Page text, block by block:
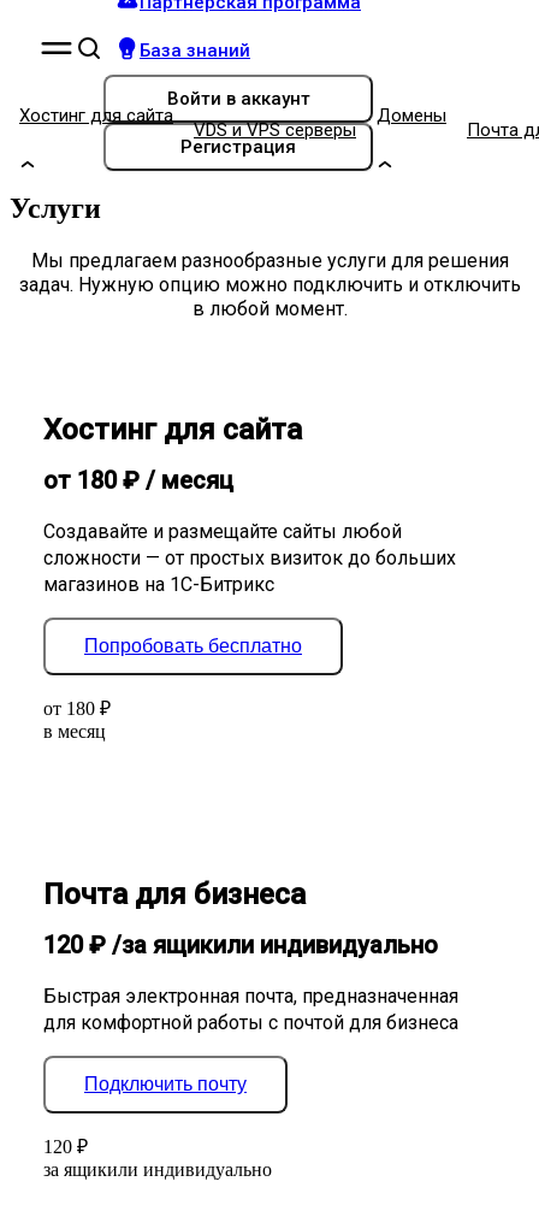
База знаний
Войти в аккаунт
Регистрация
Хостинг для сайта
VDS и VPS серверы
Домены
Почта
Услуги
Мы предлагаем разнообразные услуги для решения
задач. Нужную опцию можно подключить и отключить
в любой момент.
Хостинг для сайта
от 180₽ / месяц
Создавайте и размещайте сайты любой
сложности — от простых визиток до больших
магазинов на 1С-Битрикс
Попробовать бесплатно
от 180 ₽
в месяц
Почта для бизнеса
120₽ /за ящикили индивидуально
Быстрая электронная почта, предназначенная
для комфортной работы с почтой для бизнеса
Подключить почту
120 ₽
за ящикили индивидуально